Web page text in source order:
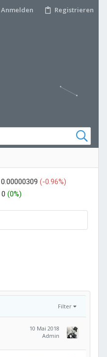
Anmelden Registrieren
0.00000309 (-0.96%)
0 (0%)
Filter
10 Mai 2018
Admin